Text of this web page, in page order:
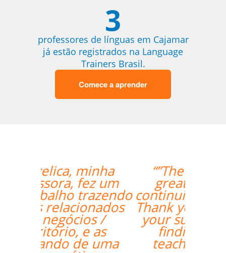
3
professores de línguas em Cajamar
já estão registrados na Language
Trainers Brasil.
Comece a aprender
“”The lesson went
great! We will be
continuing the lessons.
Thank you so much for
your support and for
finding the best
teacher for me. ””